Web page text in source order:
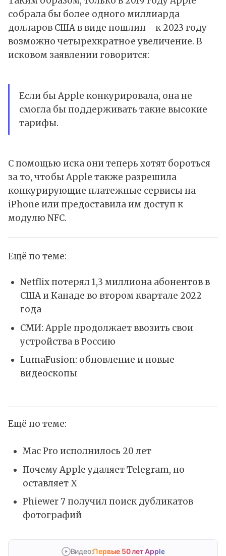
собрала бы более одного миллиарда
долларов США в виде пошлин - к 2023 году
возможно четырехкратное увеличение. В
исковом заявлении говорится:
Если бы Apple конкурировала, она не
смогла бы поддерживать такие высокие
тарифы.
С помощью иска они теперь хотят бороться
за то, чтобы Apple также разрешила
конкурирующие платежные сервисы на
iPhone или предоставила им доступ к
модулю NFC.
Ещё по теме:
Netflix потерял 1,3 миллиона абонентов в
США и Канаде во втором квартале 2022
года
СМИ: Apple продолжает ввозить свои
устройства в Россию
LumaFusion: обновление и новые
видеоскопы
Ещё по теме:
Mac Pro исполнилось 20 лет
Почему Apple удаляет Telegram, но
оставляет X
Phiewer 7 получил поиск дубликатов
фотографий
Видео:Первые 50 лет Apple